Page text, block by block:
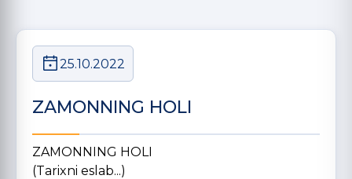
25.10.2022
ZAMONNING HOLI
ZAMONNING HOLI
(Tarixni eslab...)